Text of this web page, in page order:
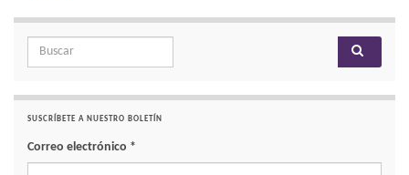
Search for:
SUSCRÍBETE A NUESTRO BOLETÍN
Correo electrónico *